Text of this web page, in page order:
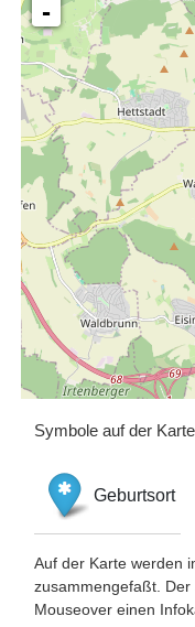
-
Symbole auf der Karte
Geburtsort
Auf der Karte werden
zusammengefaßt.
Mouseover einen